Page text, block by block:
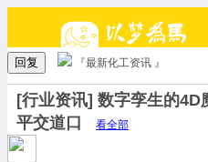
回复 『最新化工资讯 』
[行业资讯] 数字孪生的
平交道口
看全部